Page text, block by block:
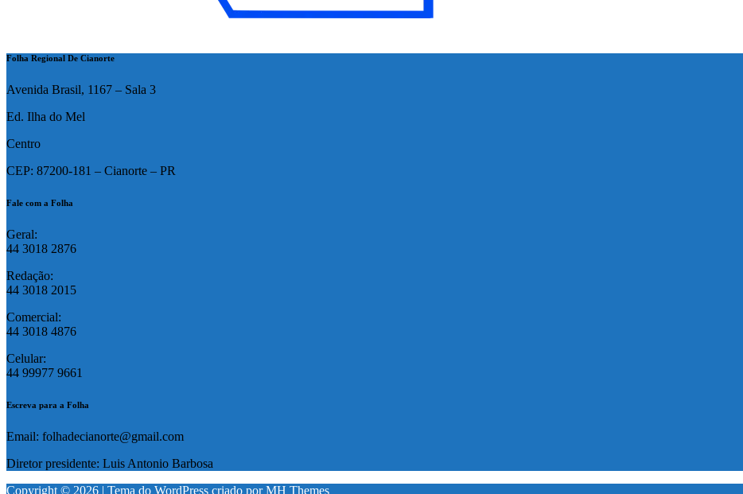
Folha Regional De Cianorte
Avenida Brasil, 1167 – Sala 3
Ed. Ilha do Mel
Centro
CEP: 87200-181 – Cianorte – PR
Fale com a Folha
Geral:
44 3018 2876
Redação:
44 3018 2015
Comercial:
44 3018 4876
Celular:
44 99977 9661
Escreva para a Folha
Email: folhadecianorte@gmail.com
Diretor presidente: Luis Antonio Barbosa
Copyright © 2026 | Tema do WordPress criado porMH Themes